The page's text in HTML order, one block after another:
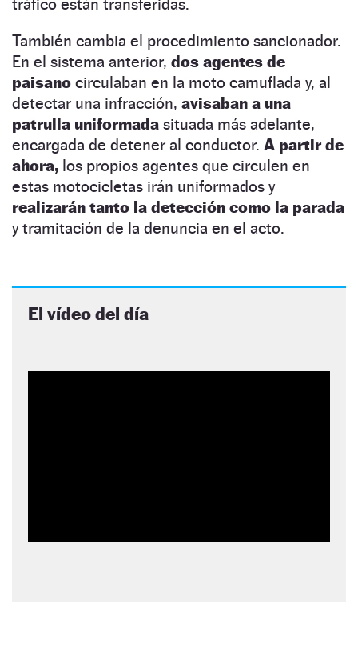
tráfico están transferidas.
También cambia el procedimiento sancionador.
En el sistema anterior, dos agentes de
paisano circulaban en la moto camuflada y, al
detectar una infracción, avisaban a una
patrulla uniformada situada más adelante,
encargada de detener al conductor. A partir de
ahora, los propios agentes que circulen en
estas motocicletas irán uniformados y
realizarán tanto la detección como la parada
y tramitación de la denuncia en el acto.
El vídeo del día